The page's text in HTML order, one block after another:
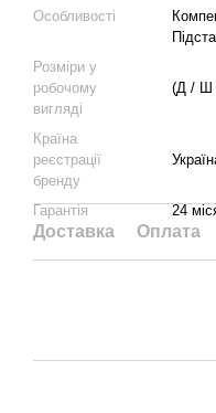
Особливості
Розміри у
робочому
вигляді
(Д / Ш
Країна
реєстрації
бренду
Гарантія 24
Доставка Оплата